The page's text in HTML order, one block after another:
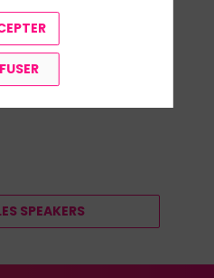
SPEAKERS